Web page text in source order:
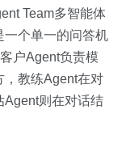
Team多智能体
一个单一的问答机
户Agent负责模
，教练Agent在对
Agent则在对话结